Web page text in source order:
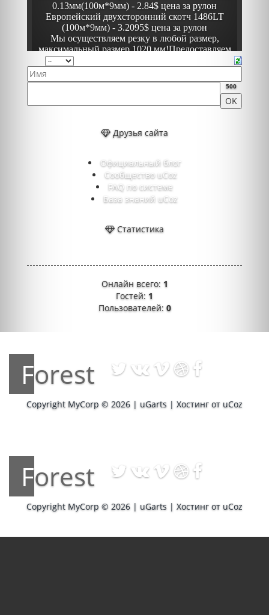
500
Друзья сайта
Официальный блог
Сообщество uCoz
FAQ по системе
База знаний uCoz
Статистика
Онлайн всего: 1
Гостей: 1
Пользователей:0
Forest
Copyright MyCorp © 2026 | uGarts | Хостинг от uCoz
Forest
Copyright MyCorp © 2026 | uGarts | Хостинг от uCoz